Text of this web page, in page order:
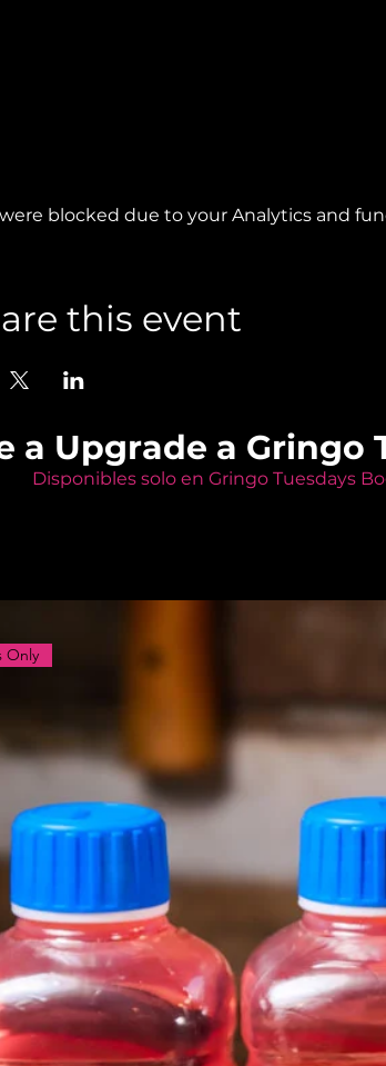
blocked due to your Analytics and
this event
a Upgrade a
Disponibles solo en Gringo Tuesdays
Only